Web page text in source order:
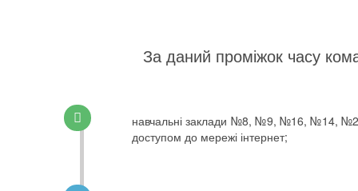
За даний проміжок часу
навчальні заклади №8, №9, №16, №14,
доступом до мережі інтернет;